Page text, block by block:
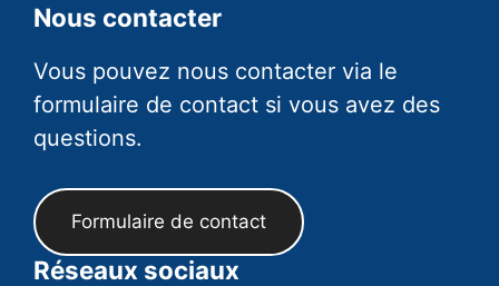
Nous contacter
Vous pouvez nous contacter via le
formulaire de contact si vous avez des
questions.
Formulaire de contact
Réseaux sociaux